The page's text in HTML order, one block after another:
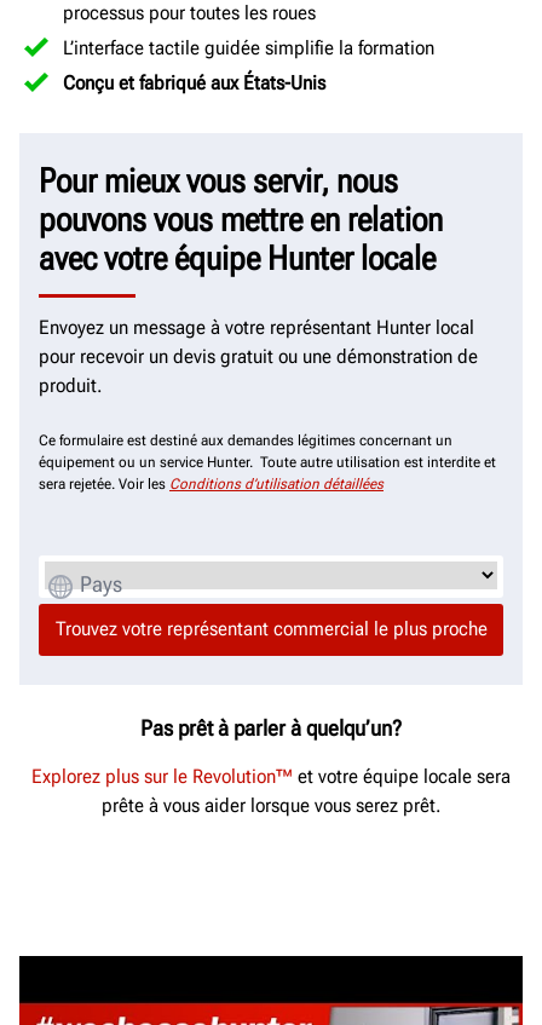
processus pour toutes les roues
L’interface tactile guidée simplifie la formation
Conçu et fabriqué aux États-Unis
Pour mieux vous servir, nous
pouvons vous mettre en relation
avec votre équipe Hunter locale
Envoyez un message à votre représentant Hunter local
pour recevoir un devis gratuit ou une démonstration de
produit.
Ce formulaire est destiné aux demandes légitimes concernant un
équipement ou un service Hunter. Toute autre utilisation est interdite et
sera rejetée. Voir les Conditions d’utilisation détaillées
Pays
Pas prêt à parler à quelqu’un?
Explorez plus sur le Revolution™ et votre équipe locale sera
prête à vous aider lorsque vous serez prêt.